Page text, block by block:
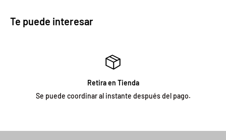
• Medidas del empaque: 9 x 12 x 17 cm
Te puede interesar
Retira en Tienda
Se puede coordinar al instante después del pago.